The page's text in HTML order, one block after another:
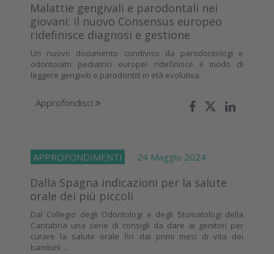
Malattie gengivali e parodontali nei
giovani: il nuovo Consensus europeo
ridefinisce diagnosi e gestione
Un nuovo documento condiviso da parodontologi e
odontoiatri pediatrici europei ridefinisce il modo di
leggere gengiviti e parodontiti in età evolutiva
Approfondisci
APPROFONDIMENTI 24 Maggio 2024
Dalla Spagna indicazioni per la salute
orale dei più piccoli
Dal Collegio degli Odontologi e degli Stomatologi della
Cantabria una serie di consigli da dare ai genitori per
curare la salute orale fin dai primi mesi di vita dei
bambini ...